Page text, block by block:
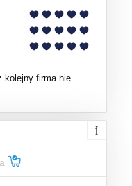
kolejny firma nie